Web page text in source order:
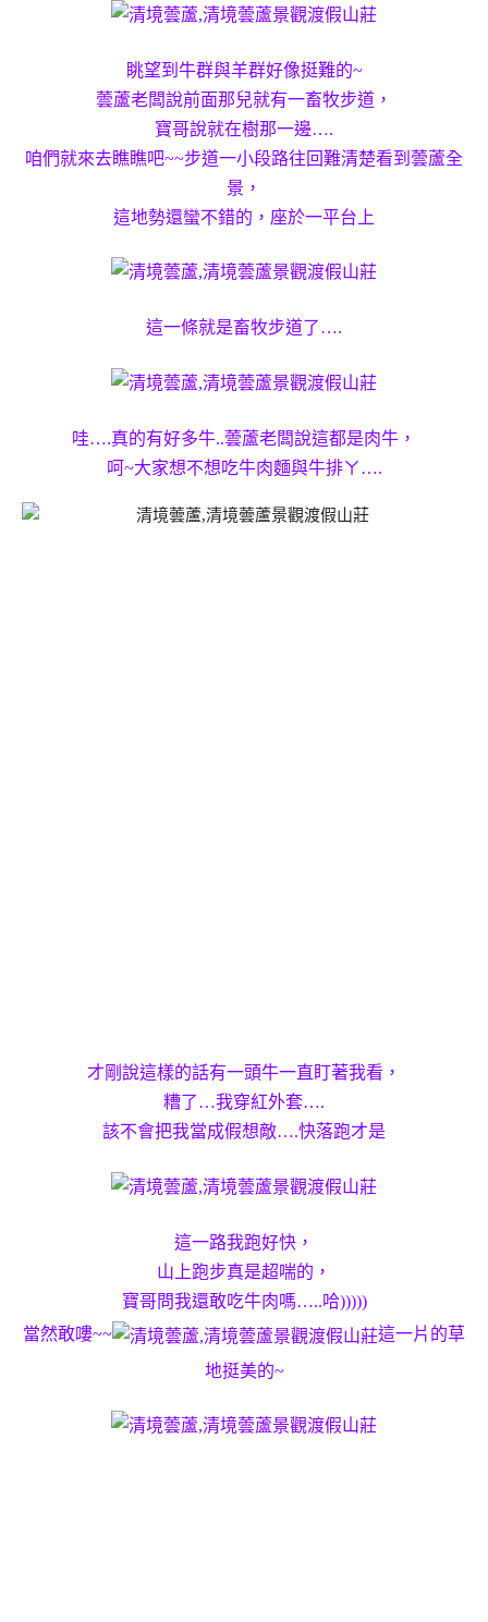
眺望到牛群與羊群好像挺難的~
蕓蘆老闆說前面那兒就有一畜牧步道，
寶哥說就在樹那一邊….
咱們就來去瞧瞧吧~~步道一小段路往回難清楚看到蕓蘆全
景，
這地勢還蠻不錯的，座於一平台上
這一條就是畜牧步道了….
哇….真的有好多牛..蕓蘆老闆說這都是肉牛，
呵~大家想不想吃牛肉麵與牛排ㄚ….
才剛說這樣的話有一頭牛一直盯著我看，
糟了…我穿紅外套….
該不會把我當成假想敵….快落跑才是
這一路我跑好快，
山上跑步真是超喘的，
寶哥問我還敢吃牛肉嗎…..哈)))))
當然敢嘍~~
這一片的草
地挺美的~